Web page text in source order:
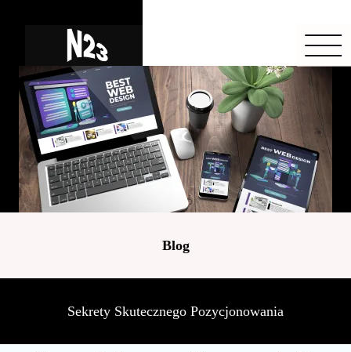
Blog
Sekrety Skutecznego Pozycjonowania